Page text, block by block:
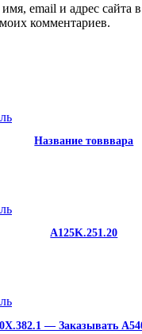
email и адрес сайта в
комментариев.
Название товввара
A125K.251.20
— Заказывать